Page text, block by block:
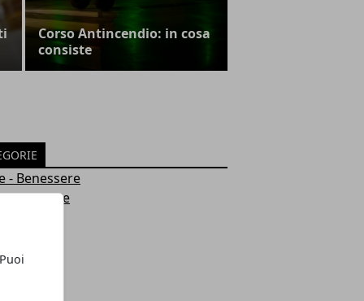
Corso Antincendio: in cosa
consiste
- Benessere
Ambiente